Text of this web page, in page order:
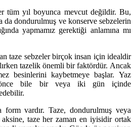
tüm yıl boyunca mevcut değildir. Bu,
da dondurulmuş ve konserve sebzelerin
yapmamız gerektiği anlamına mı
taze sebzeler birçok insan için idealdir
tazelik önemli bir faktördür. Ancak
besinlerini kaybetmeye başlar. Yaz
önce bile bir veya iki gün içinde
form vardır. Taze, dondurulmuş veya
aksine, taze her zaman en iyisidir ortak